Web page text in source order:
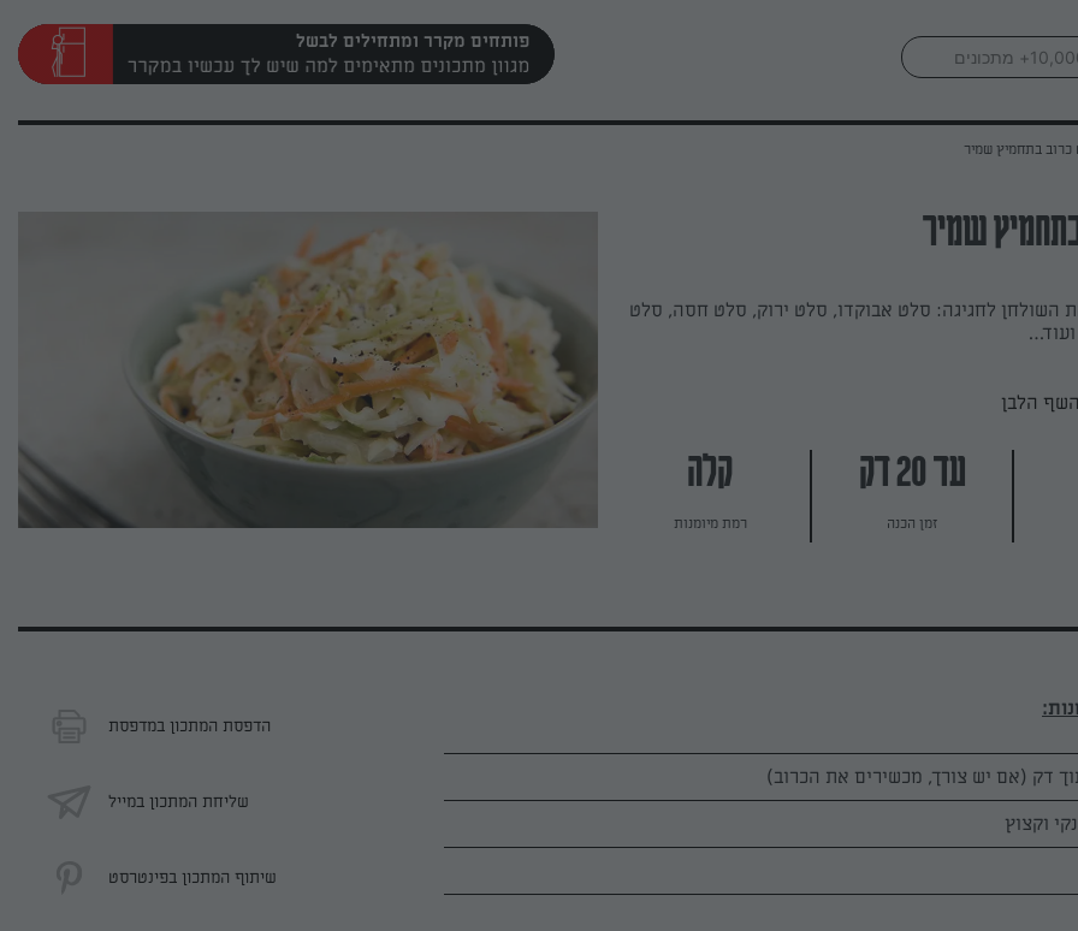
פותחים מקרר ומתחילים לבשל
כרוב בתחמיץ שמיר
שמיר
השולחן לחגיגה: סלט אבוקדו, סלט ירוק, סלט חסה, סלט
ועוד…
הלבן
עד 20 דק
זמן הכנה
קלה
רמת מיומנות
דק (אם יש צורך, מכשירים את הכרוב)
וקצוץ
הדפסת המתכון במדפסת
שליחת המתכון במייל
שיתוף המתכון בפינטרסט